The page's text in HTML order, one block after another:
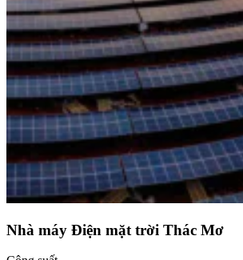
Nhà máy Điện mặt trời Thác Mơ